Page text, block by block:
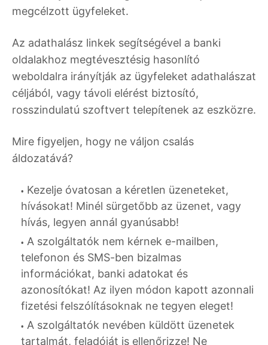
megcélzott ügyfeleket.
Az adathalász linkek segítségével a banki
oldalakhoz megtévesztésig hasonlító
weboldalra irányítják az ügyfeleket adathalászat
céljából, vagy távoli elérést biztosító,
rosszindulatú szoftvert telepítenek az eszközre.
Mire figyeljen, hogy ne váljon csalás
áldozatává?
Kezelje óvatosan a kéretlen üzeneteket,
hívásokat! Minél sürgetőbb az üzenet, vagy
hívás, legyen annál gyanúsabb!
A szolgáltatók nem kérnek e-mailben,
telefonon és SMS-ben bizalmas
információkat, banki adatokat és
azonosítókat! Az ilyen módon kapott azonnali
fizetési felszólításoknak ne tegyen eleget!
A szolgáltatók nevében küldött üzenetek
tartalmát, feladóját is ellenőrizze! Ne